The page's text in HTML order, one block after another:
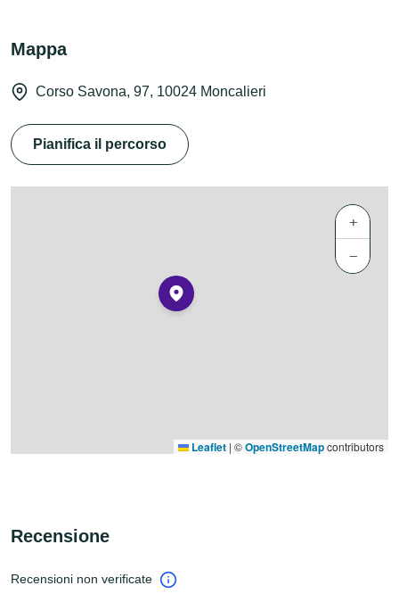
Mappa
Corso Savona, 97, 10024 Moncalieri
Pianifica il percorso
+
−
Leaflet | ©OpenStreetMapcontributors
Recensione
Recensioni non verificate